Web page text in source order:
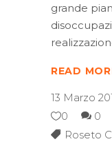
grande
READ
13 Marzo
0
0
Roseto